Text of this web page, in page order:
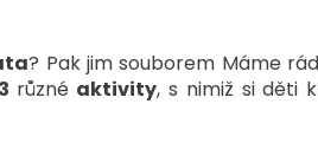
? Pak jim souborem Máme
3 různé aktivity, s nimiž si děti